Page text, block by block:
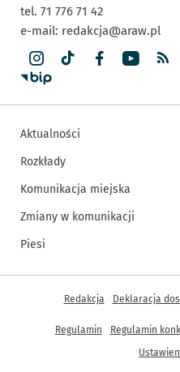
tel. 71 776 71 42
e-mail: redakcja@araw.pl
Aktualności
Rozkłady
Komunikacja miejska
Zmiany w komunikacji
Piesi
Inne informacje
Redakcja Deklaracja
Regulamin Regulamin